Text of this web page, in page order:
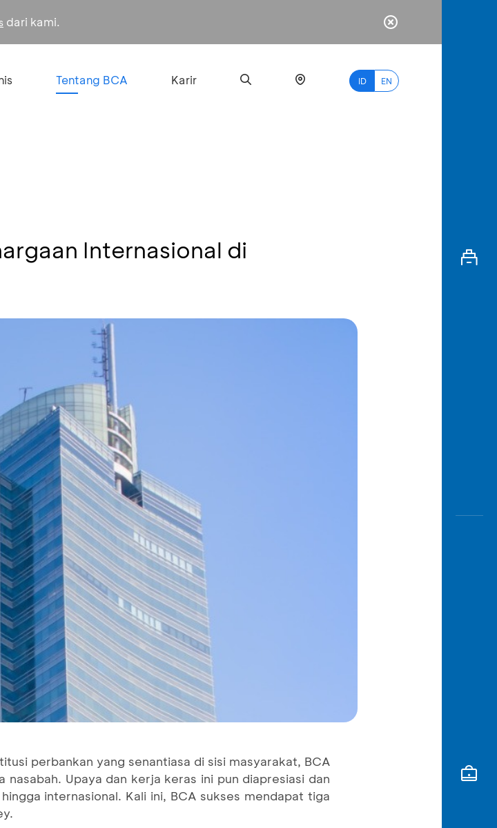
dari kami.
Tentang BCA Karir ID EN
myBCA
Internasional di
perbankan yang senantiasa di sisi masyarakat, BCA
nasabah. Upaya dan kerja keras ini pun diapresiasi dan
internasional. Kali ini, BCA sukses mendapat tiga